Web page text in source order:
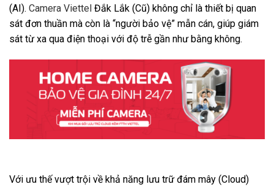
(AI). Camera Viettel Đắk Lắk (Cũ) không chỉ là thiết bị quan
sát đơn thuần mà còn là “người bảo vệ” mẫn cán, giúp giám
sát từ xa qua điện thoại với độ trễ gần như bằng không.
Với ưu thế vượt trội về khả năng lưu trữ đám mây (Cloud)